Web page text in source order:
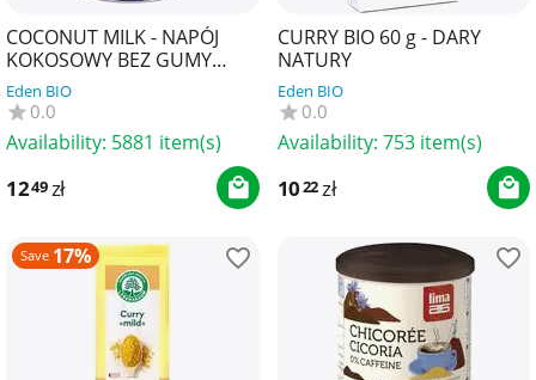
COCONUT MILK - NAPÓJ
KOKOSOWY BEZ GUMY
GUAR (22 % TŁUSZCZU) BIO
400 ml - TERRASANA
Eden BIO
0.0
Availability: 5881 item(s)
1249zł
CURRY BIO 60 g - DARY
NATURY
Eden BIO
0.0
Availability: 753 item(s)
1022zł
Save 17%